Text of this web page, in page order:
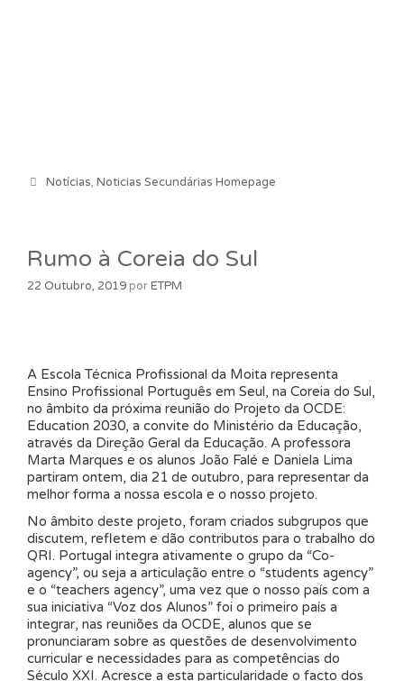
Categorias
Notícias, Noticias Secundárias Homepage
Rumo à Coreia do Sul
22 Outubro, 2019 porETPM
A Escola Técnica Profissional da Moita representa
Ensino Profissional Português em Seul, na Coreia do Sul,
no âmbito da próxima reunião do Projeto da OCDE:
Education 2030, a convite do Ministério da Educação,
através da Direção Geral da Educação. A professora
Marta Marques e os alunos João Falé e Daniela Lima
partiram ontem, dia 21 de outubro, para representar da
melhor forma a nossa escola e o nosso projeto.
No âmbito deste projeto, foram criados subgrupos que
discutem, refletem e dão contributos para o trabalho do
QRI. Portugal integra ativamente o grupo da “Co-
agency”, ou seja a articulação entre o “students agency”
e o “teachers agency”, uma vez que o nosso país com a
sua iniciativa “Voz dos Alunos” foi o primeiro país a
integrar, nas reuniões da OCDE, alunos que se
pronunciaram sobre as questões de desenvolvimento
curricular e necessidades para as competências do
Século XXI. Acresce a esta particularidade o facto dos